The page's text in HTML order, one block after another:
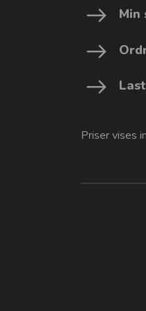
Min
Priser vises